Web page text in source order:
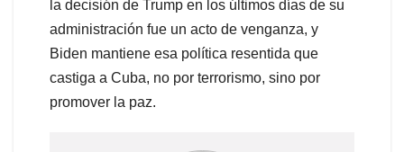
la decisión de Trump en los últimos días de su
administración fue un acto de venganza, y
Biden mantiene esa política resentida que
castiga a Cuba, no por terrorismo, sino por
promover la paz.